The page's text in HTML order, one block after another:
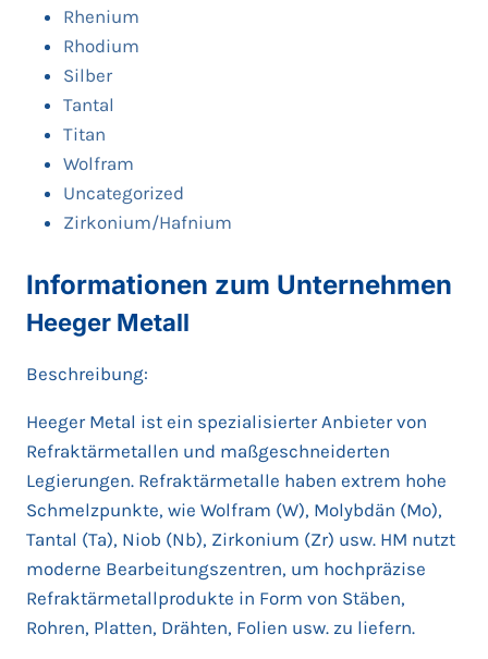
Rhenium
Rhodium
Silber
Tantal
Titan
Wolfram
Uncategorized
Zirkonium/Hafnium
Informationen zum Unternehmen
Heeger Metall
Beschreibung:
Heeger Metal ist ein spezialisierter Anbieter von
Refraktärmetallen und maßgeschneiderten
Legierungen. Refraktärmetalle haben extrem hohe
Schmelzpunkte, wie Wolfram (W), Molybdän (Mo),
Tantal (Ta), Niob (Nb), Zirkonium (Zr) usw. HM nutzt
moderne Bearbeitungszentren, um hochpräzise
Refraktärmetallprodukte in Form von Stäben,
Rohren, Platten, Drähten, Folien usw. zu liefern.